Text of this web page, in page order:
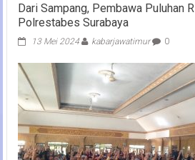
Dari Sampang, Pembawa Puluhan
Polrestabes Surabaya
13 Mei 2024 kabarjawatimur 0